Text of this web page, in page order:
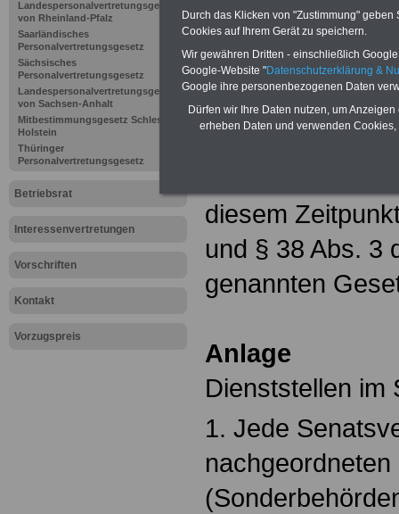
Landespersonalvertretungsgesetz
von Rheinland-Pfalz
Saarländisches
Personalvertretungsgesetz
Sächsisches
Personalvertretungsgesetz
Landespersonalvertretungsgesetz
von Sachsen-Anhalt
Mitbestimmungsgesetz Schleswig-
Holstein
Thüringer
Personalvertretungsgesetz
Betriebsrat
Interessenvertretungen
Vorschriften
Kontakt
Vorzugspreis
der Verkündung
Abweichend
diesem
und § 38 Abs. 3
genannten
Anlage
Dienststellen im
1. Jede
Durch das Klicken von "Zustimmung"
Cookies auf Ihrem Gerät zu speichern.
Wir gewähren Dritten - einschließlich
Google-Website "Datenschutzerklärung &
Google ihre personenbezogenen Daten
Dürfen wir Ihre Daten nutzen, um
erheben Daten und verwenden